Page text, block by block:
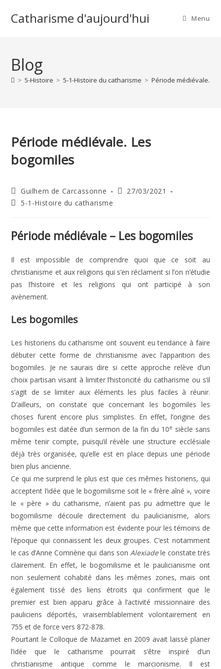
Catharisme d'aujourd'hui Menu
Blog
> 5-Histoire > 5-1-Histoire du catharisme > Période médiévale.
Période médiévale. Les
bogomiles
Auteur/autrice
de
Guilhem de Carcassonne
Publication
27/03/2021
Post5-1-Histoire du catharisme
Période médiévale – Les bogomiles
Il est impossible de comprendre quoi que ce soit au
christianisme et aux religions qui s’en réclament si l’on n’étudie
pas l’histoire et les religions qui ont participé à son
avènement.
Les bogomiles
Les historiens du catharisme ont souvent eu tendance à faire
débuter cette forme de christianisme avec l’apparition des
bogomiles. Je ne saurais dire si cette approche relève d’un
choix partisan visant à limiter l’historicité du catharisme ou s’il
s’agit de se limiter aux éléments les plus faciles à réunir.
D’ailleurs, on constate que concernant les bogomiles les
choses furent encore plus simplistes. En effet, l’origine des
bogomiles est datée d’un sermon de la fin du 10e siècle sans
même tenir compte, puisqu’il révèle une structure ecclésiale
déjà très organisée, qu’elle est en place depuis une période
bien plus ancienne.
Ce qui me surprend le plus est que ces mêmes historiens, qui
acceptent l’idée que le bogomilisme soit le « frère aîné », voire
le « père » du catharisme, n’aient pas pu admettre que le
bogomilisme découle directement du paulicianisme, alors
même que cette information est évidente pour les témoins de
l’époque qui connaissent les deux groupes. C’est notamment
le cas d’Anne Comnène qui dans son Alexiadele constate très
clairement. En effet, le bogomilisme et le paulicianisme ont
non seulement cohabité dans les mêmes zones, mais ont
également tissé des liens étroits qui confirment que le
premier est bien apparu grâce à l’activité missionnaire des
pauliciens déportés, vraisemblablement volontairement en
755 et de force vers 872-878.
Pourtant le Colloque de Mazamet en 2009 avait laissé planer
l’idée que le catharisme pourrait s’être inspiré d’un
christianisme antique comme le marcionisme. Il est